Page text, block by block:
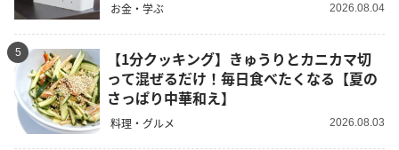
お金・学ぶ 2026.08.04
5
【1分クッキング】きゅうりとカニカマ切
って混ぜるだけ！毎日食べたくなる【夏の
さっぱり中華和え】
料理・グルメ 2026.08.03